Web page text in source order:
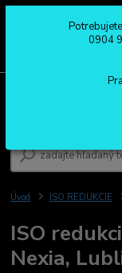
0904 963 527
Po - Pia: 08:00 - 16:00
Úvod ISO REDUKCIE
ISO
Nexia,
0904